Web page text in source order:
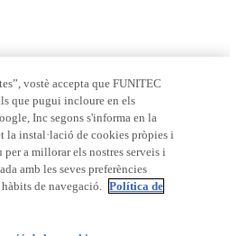
vostè accepta que FUNITEC
que pugui incloure en els
Inc segons s'informa en la
la instal·lació de cookies pròpies i
a millorar els nostres serveis i
amb les seves preferències
de navegació. Política de